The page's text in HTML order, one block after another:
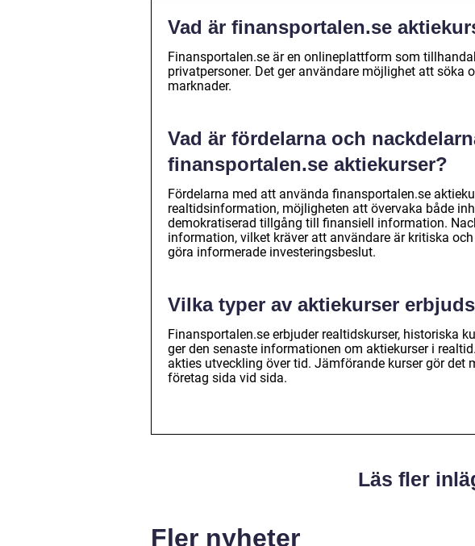
Vad är finansportalen.se
Finansportalen.se är en onlineplattform som
privatpersoner. Det ger användare möjlighet att
marknader.
Vad är fördelarna och
finansportalen.se aktiekurser?
Fördelarna med att använda finansportalen.se
realtidsinformation, möjligheten att övervaka både
demokratiserad tillgång till finansiell information.
information, vilket kräver att användare är kritiska
göra informerade investeringsbeslut.
Vilka typer av aktiekurser
Finansportalen.se erbjuder realtidskurser, historiska
ger den senaste informationen om aktiekurser i
akties utveckling över tid. Jämförande kurser gör
företag sida vid sida.
Läs fler
Fler nyheter